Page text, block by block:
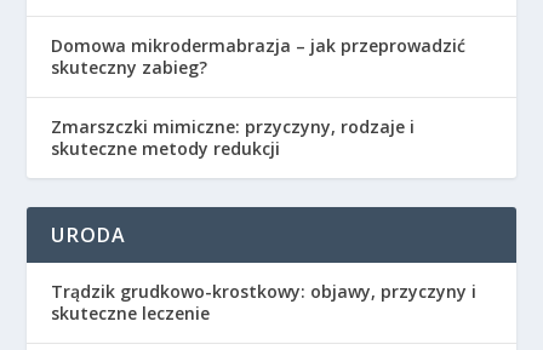
Domowa mikrodermabrazja – jak przeprowadzić
skuteczny zabieg?
Zmarszczki mimiczne: przyczyny, rodzaje i
skuteczne metody redukcji
URODA
Trądzik grudkowo-krostkowy: objawy, przyczyny i
skuteczne leczenie